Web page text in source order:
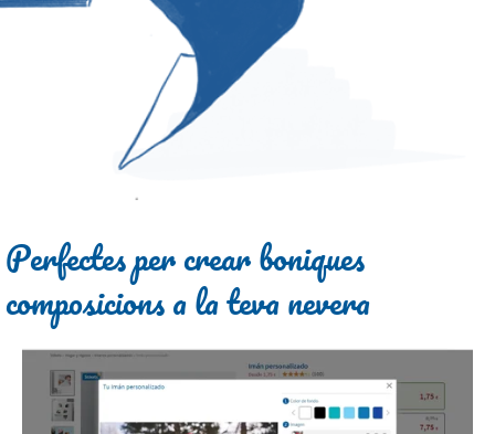
Perfectes per crear boniques
composicions a la teva nevera